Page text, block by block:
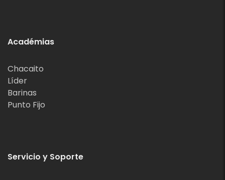
Académias
Chacaito
Líder
Barinas
Punto Fijo
Servicio y Soporte